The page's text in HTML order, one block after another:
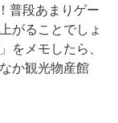
普段あまりゲー
がることでしょ
をメモしたら、
か観光物産館